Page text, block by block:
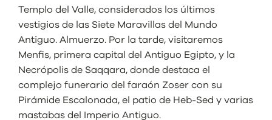
Templo del Valle, considerados los últimos
vestigios de las Siete Maravillas del Mundo
Antiguo. Almuerzo. Por la tarde, visitaremos
Menfis, primera capital del Antiguo Egipto, y la
Necrópolis de Saqqara, donde destaca el
complejo funerario del faraón Zoser con su
Pirámide Escalonada, el patio de Heb-Sed y varias
mastabas del Imperio Antiguo.